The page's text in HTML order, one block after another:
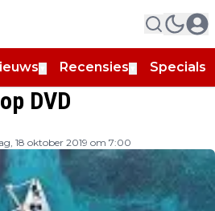
Recensies Specials
DVD
18 oktober 2019 om 7:00